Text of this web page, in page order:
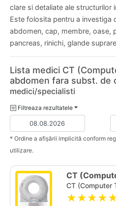
clare si detaliate ale structurilor
Este folosita pentru a investiga
abdomen, cap, membre, oase,
pancreas, rinichi, glande
Lista medici CT
abdomen fara subst. de
medici/specialisti
Filtreaza rezultatele
* Ordine a afișării implicită conform
utilizare.
CT
CT (Computer
★★★★★